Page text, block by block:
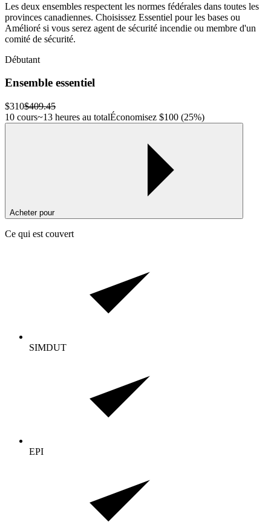
Les deux ensembles respectent les normes fédérales dans toutes les
provinces canadiennes. Choisissez Essentiel pour les bases ou
Amélioré si vous serez agent de sécurité incendie ou membre d'un
comité de sécurité.
Débutant
Ensemble essentiel
$310$409.45
10 cours~13 heures au totalÉconomisez $100 (25%)
Acheter pour
Ce qui est couvert
SIMDUT
EPI